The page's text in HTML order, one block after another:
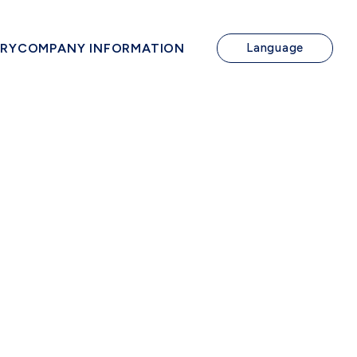
COMPANY INFORMATION Language